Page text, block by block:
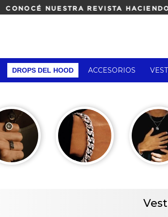
CONOCÉ NUESTRA REVISTA HACIENDO
DROPS DEL HOOD ACCESORIOS